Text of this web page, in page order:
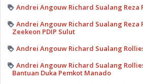
Andrei Angouw Richard Sualang Reza
Andrei Angouw Richard Sualang Reza
Zeekeon PDIP Sulut
Andrei Angouw Richard Sualang
Andrei Angouw Richard Sualang
Bantuan Duka Pemkot Manado